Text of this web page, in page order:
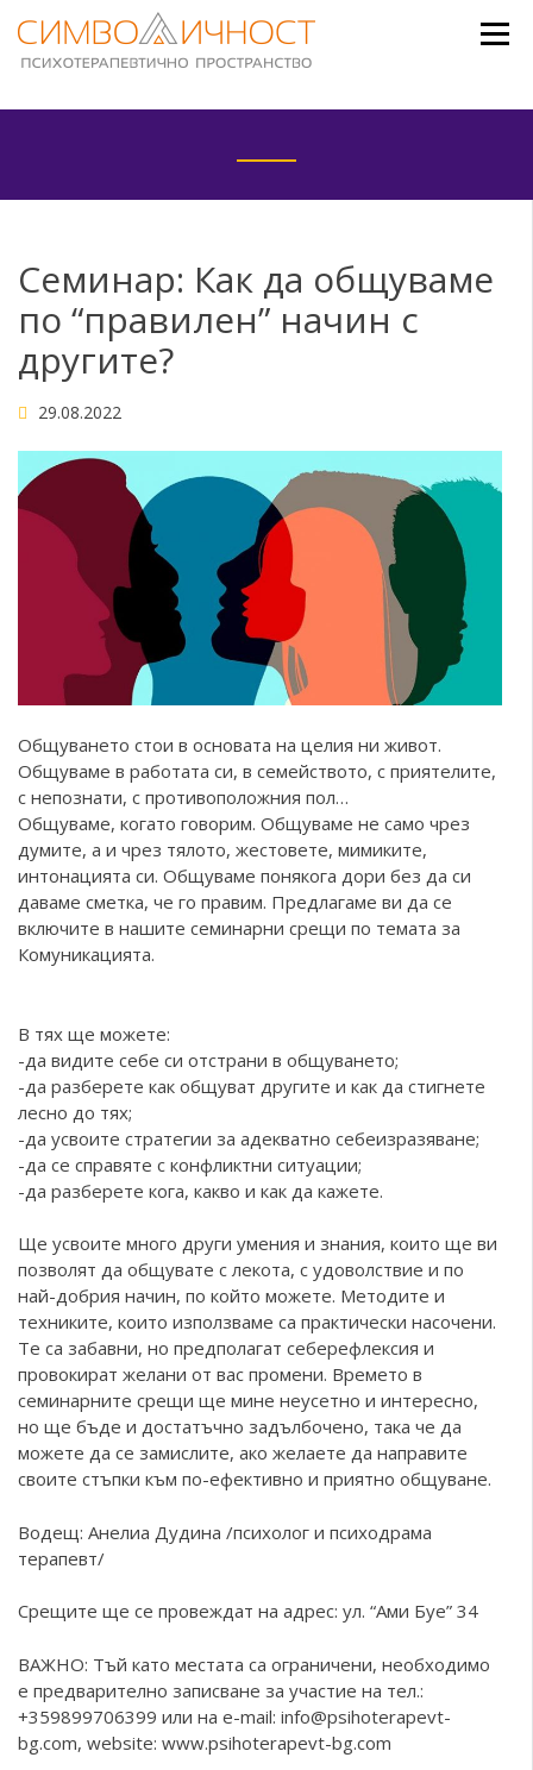
content
Семинар: Как да общуваме
по “правилен” начин с
другите?
29.08.2022
Общуването стои в основата на целия ни живот.
Общуваме в работата си, в семейството, с приятелите,
с непознати, с противоположния пол…
Общуваме, когато говорим. Общуваме не само чрез
думите, а и чрез тялото, жестовете, мимиките,
интонацията си. Общуваме понякога дори без да си
даваме сметка, че го правим. Предлагаме ви да се
включите в нашите семинарни срещи по темата за
Комуникацията.
В тях ще можете:
-да видите себе си отстрани в общуването;
-да разберете как общуват другите и как да стигнете
лесно до тях;
-да усвоите стратегии за адекватно себеизразяване;
-да се справяте с конфликтни ситуации;
-да разберете кога, какво и как да кажете.
Ще усвоите много други умения и знания, които ще ви
позволят да общувате с лекота, с удоволствие и по
най-добрия начин, по който можете. Методите и
техниките, които използваме са практически насочени.
Те са забавни, но предполагат себерефлексия и
провокират желани от вас промени. Времето в
семинарните срещи ще мине неусетно и интересно,
но ще бъде и достатъчно задълбочено, така че да
можете да се замислите, ако желаете да направите
своите стъпки към по-ефективно и приятно общуване.
Водещ: Анелиа Дудина /психолог и психодрама
терапевт/
Срещите ще се провеждат на адрес: ул. “Ами Буе” 34
ВАЖНО: Тъй като местата са ограничени, необходимо
е предварително записване за участие на тел.:
+359899706399 или на e-mail: info@psihoterapevt-
bg.com, website: www.psihoterapevt-bg.com